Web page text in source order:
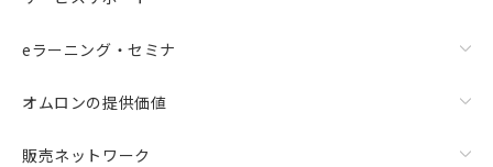
eラーニング・セミナ
オムロンの提供価値
販売ネットワーク